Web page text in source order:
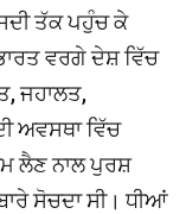
ਤੱਕ ਪਹੁੰਚ ਕੇ
ਵਰਗੇ ਦੇਸ਼ ਵਿੱਚ
ਜਹਾਲਤ,
ਅਵਸਥਾ ਵਿੱਚ
ਲੈਣ ਨਾਲ ਪੁਰਸ਼
ਸੋਚਦਾ ਸੀ। ਧੀਆਂ